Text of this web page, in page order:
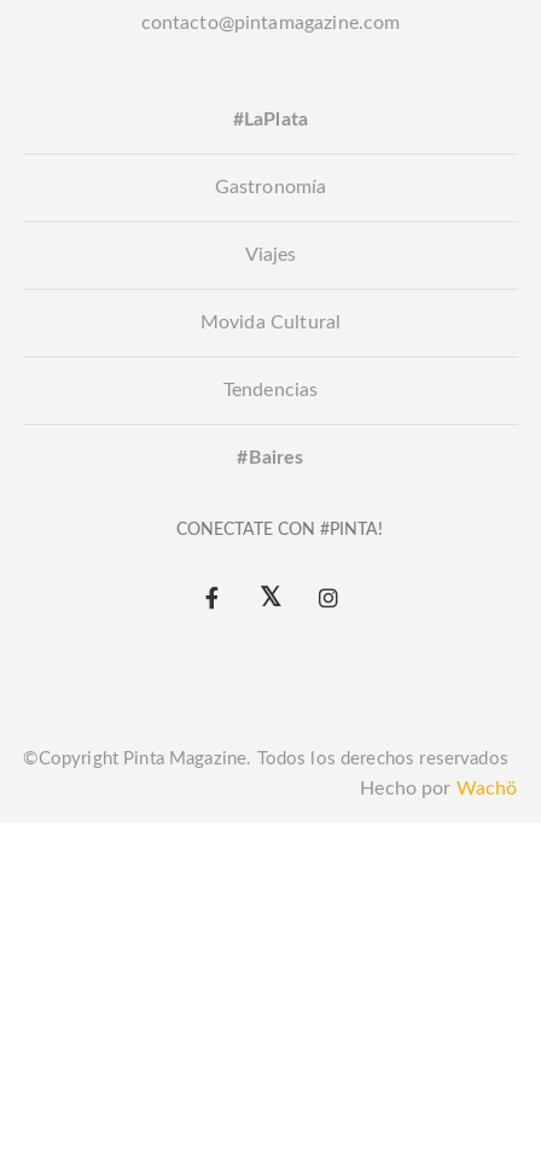
contacto@pintamagazine.com
#LaPlata
Gastronomía
Viajes
Movida Cultural
Tendencias
#Baires
CONECTATE CON #PINTA!
©Copyright Pinta Magazine. Todos los derechos reservados
Hecho por Wachö